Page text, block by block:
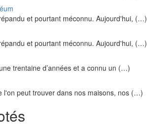
et pourtant méconnu. Aujourd'hui, (…)
et pourtant méconnu. Aujourd'hui, (…)
trentaine d’années et a connu un (…)
l'on peut trouver dans nos maisons, nos (…)